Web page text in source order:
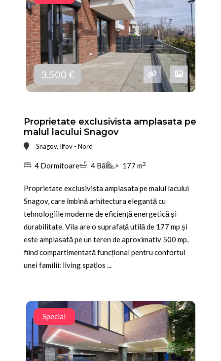
3.500 €
Proprietate exclusivista amplasata pe
malul lacului Snagov
Snagov, Ilfov - Nord
4 Dormitoare 4 Băi > 177 m2
Proprietate exclusivista amplasata pe malul lacului
Snagov, care îmbină arhitectura elegantă cu
tehnologiile moderne de eficiență energetică și
durabilitate. Vila are o suprafață utilă de 177 mp și
este amplasată pe un teren de aproximativ 500 mp,
fiind compartimentată funcțional pentru confortul
unei familii: living spațios ...
Special